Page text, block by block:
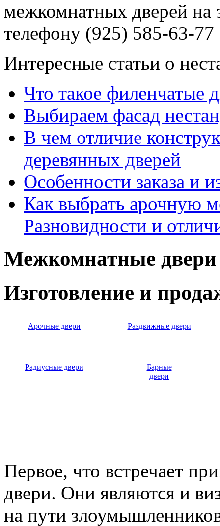
межкомнатных дверей на
телефону (925) 585-63-77
Интересные статьи о
Что такое филенчатые
Выбираем фасад
В чем отличие
деревянных дверей
Особенности заказа и
Как выбрать арочную
Разновидности и
Межкомнатные двери
Изготовление и
Арочные двери Раздвижные двери
Радиусные двери
Барные
двери
Первое, что встречает
двери. Они являются и
на пути